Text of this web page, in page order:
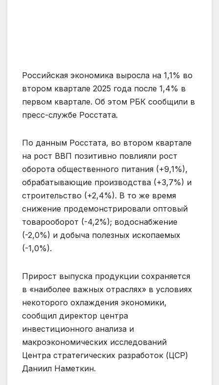
Российская экономика выросла на 1,1% во
втором квартале 2025 года после 1,4% в
первом квартале. Об этом РБК сообщили в
пресс-службе Росстата.
По данным Росстата, во втором квартале
на рост ВВП позитивно повлияли рост
оборота общественного питания (+9,1%),
обрабатывающие производства (+3,7%) и
строительство (+2,4%). В то же время
снижение продемонстрировали оптовый
товарооборот (-4,2%); водоснабжение
(-2,0%) и добыча полезных ископаемых
(-1,0%).
Прирост выпуска продукции сохраняется
в «наиболее важных отраслях» в условиях
некоторого охлаждения экономики,
сообщил директор центра
инвестиционного анализа и
макроэкономических исследований
Центра стратегических разработок (ЦСР)
Даниил Наметкин.